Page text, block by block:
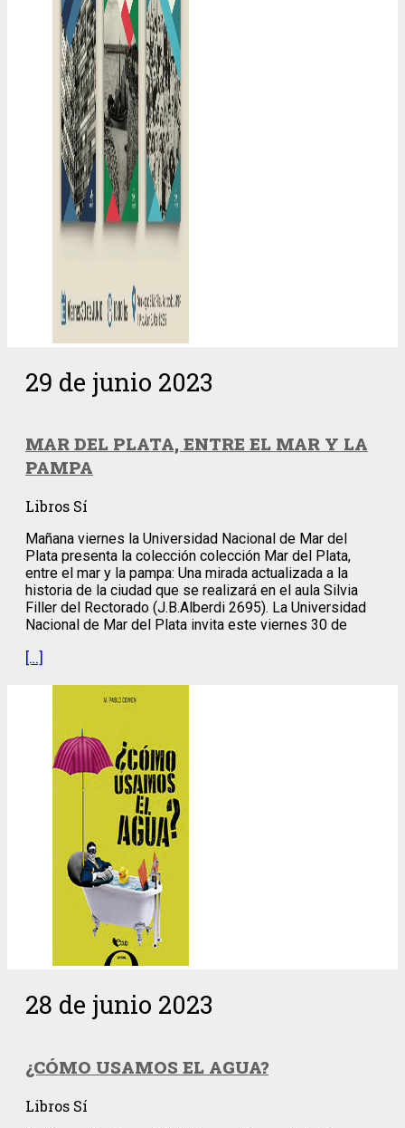
29 de junio 2023
MAR DEL PLATA, ENTRE EL MAR Y LA
PAMPA
Libros Sí
Mañana viernes la Universidad Nacional de Mar del
Plata presenta la colección colección Mar del Plata,
entre el mar y la pampa: Una mirada actualizada a la
historia de la ciudad que se realizará en el aula Silvia
Filler del Rectorado (J.B.Alberdi 2695). La Universidad
Nacional de Mar del Plata invita este viernes 30 de
[…]
28 de junio 2023
¿CÓMO USAMOS EL AGUA?
Libros Sí